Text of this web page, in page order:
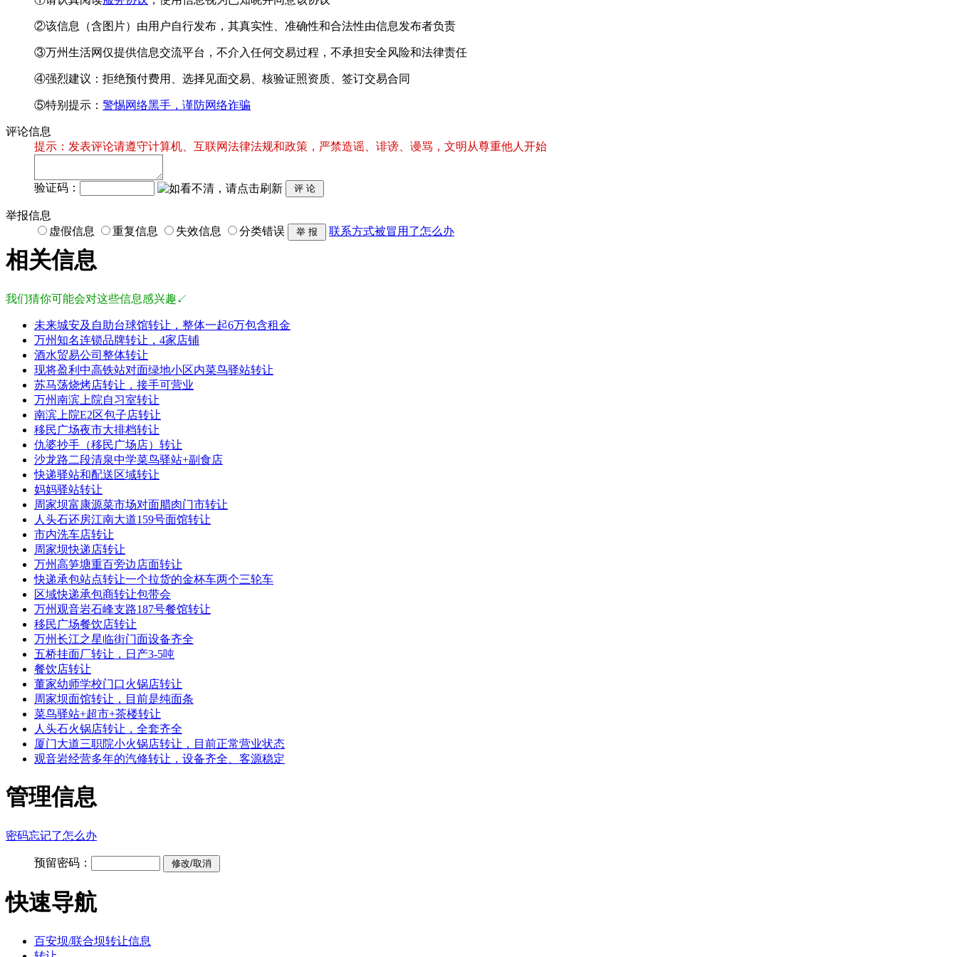
②该信息（含图片）由用户自行发布，其真实性、准确性和合法性由信息发布者负责
③万州生活网仅提供信息交流平台，不介入任何交易过程，不承担安全风险和法律责任
④强烈建议：拒绝预付费用、选择见面交易、核验证照资质、签订交易合同
⑤特别提示： 警惕网络黑手，谨防网络诈骗
评论信息
提示：发表评论请遵守计算机、互联网法律法规和政策，严禁造谣、诽谤、谩骂，文明从尊重他人开始
验证码：
举报信息
虚假信息
重复信息 失效信息 分类错误 联系方式被冒用了怎么办
相关信息
我们猜你可能会对这些信息感兴趣↙
未来城安及自助台球馆转让，整体一起6万包含租金
万州知名连锁品牌转让，4家店铺
酒水贸易公司整体转让
现将盈利中高铁站对面绿地小区内菜鸟驿站转让
苏马荡烧烤店转让，接手可营业
万州南滨上院自习室转让
南滨上院E2区包子店转让
移民广场夜市大排档转让
仇婆抄手（移民广场店）转让
沙龙路二段清泉中学菜鸟驿站+副食店
快递驿站和配送区域转让
妈妈驿站转让
周家坝富康源菜市场对面腊肉门市转让
人头石还房江南大道159号面馆转让
市内洗车店转让
周家坝快递店转让
万州高笋塘重百旁边店面转让
快递承包站点转让一个拉货的金杯车两个三轮车
区域快递承包商转让包带会
万州观音岩石峰支路187号餐馆转让
移民广场餐饮店转让
万州长江之星临街门面设备齐全
五桥挂面厂转让，日产3-5吨
餐饮店转让
董家幼师学校门口火锅店转让
周家坝面馆转让，目前是纯面条
菜鸟驿站+超市+茶楼转让
人头石火锅店转让，全套齐全
厦门大道三职院小火锅店转让，目前正常营业状态
观音岩经营多年的汽修转让，设备齐全、客源稳定
管理信息
密码忘记了怎么办
预留密码：
快速导航
百安坝/联合坝转让信息